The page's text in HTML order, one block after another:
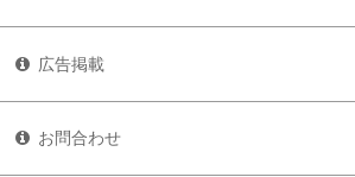
広告掲載
お問合わせ